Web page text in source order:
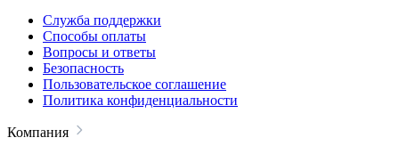
Служба поддержки
Способы оплаты
Вопросы и ответы
Безопасность
Пользовательское соглашение
Политика конфиденциальности
Компания